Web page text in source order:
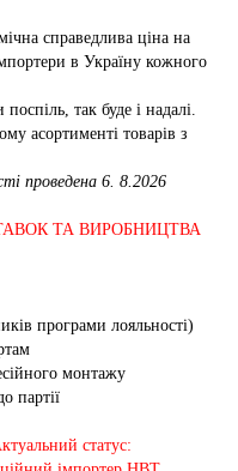
справедлива ціна на
в Україну кожного
так буде і надалі.
асортименті товарів з
проведена 6. 8.2026
ТА ВИРОБНИЦТВА
програми лояльності)
монтажу
партії
статус: